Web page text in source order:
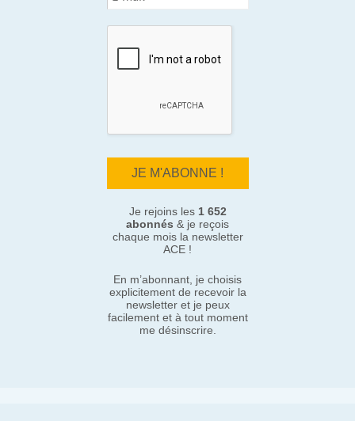
Je rejoins les 1 652
abonnés & je reçois
chaque mois la newsletter
ACE !
En m’abonnant, je choisis
explicitement de recevoir la
newsletter et je peux
facilement et à tout moment
me désinscrire.